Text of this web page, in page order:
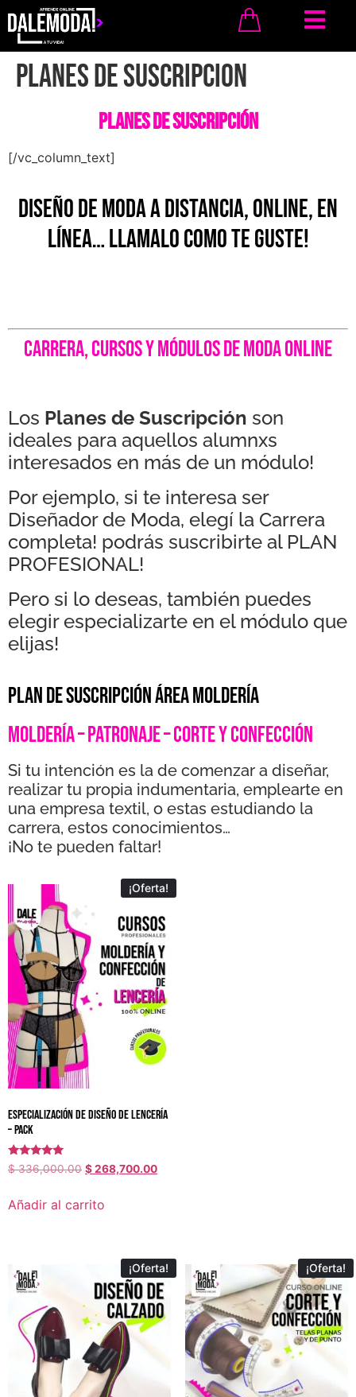
PLANES DE SUSCRIPCION
PLANES DE SUSCRIPCIÓN
[/vc_column_text]
Diseño de Moda a Distancia, Online, en
Línea… llamalo como te guste!
CARRERA, CURSOS Y MÓDULOS DE MODA ONLINE
Los Planes de Suscripción son
ideales para aquellos alumnxs
interesados en más de un módulo!
Por ejemplo, si te interesa ser
Diseñador de Moda, elegí la Carrera
completa! podrás suscribirte al PLAN
PROFESIONAL!
Pero si lo deseas, también puedes
elegir especializarte en el módulo que
elijas!
PLAN DE SUSCRIPCIÓN ÁREA MOLDERÍA
MOLDERÍA – PATRONAJE – CORTE Y CONFECCIÓN
Si tu intención es la de comenzar a diseñar,
realizar tu propia indumentaria, emplearte en
una empresa textil, o estas estudiando la
carrera, estos conocimientos…
¡No te pueden faltar!
¡Oferta!
Especialización de Diseño de Lencería
– PACK
Valorado
con
$336,000.00 $268,700.00
Añadir al carrito
¡Oferta! ¡Oferta!